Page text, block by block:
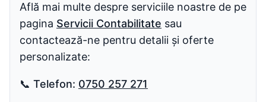
Află mai multe despre serviciile noastre de pe
pagina Servicii Contabilitate sau
contactează-ne pentru detalii și oferte
personalizate:
📞 Telefon: 0750 257 271